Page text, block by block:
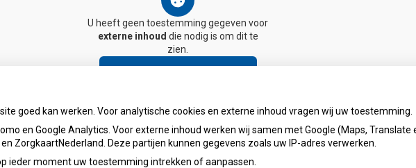
U heeft geen toestemming gegeven voor
externe inhoud die nodig is om dit te
zien.
apotheekdeslimmewatering@ezorg.nl
goed kan werken. Voor analytische cookies en externe inhoud vragen wij uw toestemming.
en Google Analytics. Voor externe inhoud werken wij samen met Google (Maps, Translate
ZorgkaartNederland. Deze partijen kunnen gegevens zoals uw IP-adres verwerken.
ieder moment uw toestemming intrekken of aanpassen.